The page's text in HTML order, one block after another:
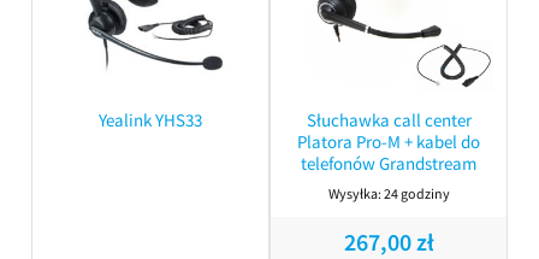
Yealink YHS33
Słuchawka call center
Platora Pro-M + kabel do
telefonów Grandstream
Wysyłka:24 godziny
267,00 zł